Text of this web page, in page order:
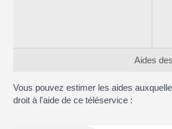
Aides
Vous pouvez estimer les aides
droit à l'aide de ce téléservice :